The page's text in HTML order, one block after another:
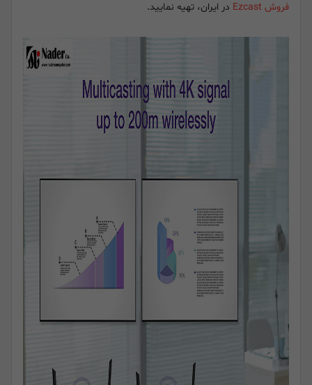
فروش Ezcast
در ایران، تهیه نمایید.